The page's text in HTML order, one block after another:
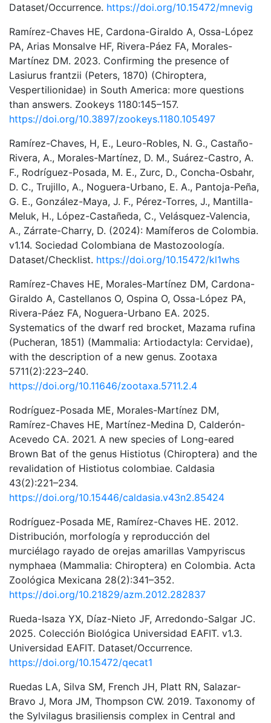
Dataset/Occurrence. https://doi.org/10.15472/mnevig
Ramírez-Chaves HE, Cardona-Giraldo A, Ossa-López
PA, Arias Monsalve HF, Rivera-Páez FA, Morales-
Martínez DM. 2023. Confirming the presence of
Lasiurus frantzii (Peters, 1870) (Chiroptera,
Vespertilionidae) in South America: more questions
than answers. Zookeys 1180:145–157.
https://doi.org/10.3897/zookeys.1180.105497
Ramírez-Chaves, H, E., Leuro-Robles, N. G., Castaño-
Rivera, A., Morales-Martínez, D. M., Suárez-Castro, A.
F., Rodríguez-Posada, M. E., Zurc, D., Concha-Osbahr,
D. C., Trujillo, A., Noguera-Urbano, E. A., Pantoja-Peña,
G. E., González-Maya, J. F., Pérez-Torres, J., Mantilla-
Meluk, H., López-Castañeda, C., Velásquez-Valencia,
A., Zárrate-Charry, D. (2024): Mamíferos de Colombia.
v1.14. Sociedad Colombiana de Mastozoología.
Dataset/Checklist. https://doi.org/10.15472/kl1whs
Ramírez-Chaves HE, Morales-Martínez DM, Cardona-
Giraldo A, Castellanos O, Ospina O, Ossa-López PA,
Rivera-Páez FA, Noguera-Urbano EA. 2025.
Systematics of the dwarf red brocket, Mazama rufina
(Pucheran, 1851) (Mammalia: Artiodactyla: Cervidae),
with the description of a new genus. Zootaxa
5711(2):223–240.
https://doi.org/10.11646/zootaxa.5711.2.4
Rodríguez-Posada ME, Morales-Martínez DM,
Ramírez-Chaves HE, Martínez-Medina D, Calderón-
Acevedo CA. 2021. A new species of Long-eared
Brown Bat of the genus Histiotus (Chiroptera) and the
revalidation of Histiotus colombiae. Caldasia
43(2):221–234.
https://doi.org/10.15446/caldasia.v43n2.85424
Rodríguez-Posada ME, Ramírez-Chaves HE. 2012.
Distribución, morfología y reproducción del
murciélago rayado de orejas amarillas Vampyriscus
nymphaea (Mammalia: Chiroptera) en Colombia. Acta
Zoológica Mexicana 28(2):341–352.
https://doi.org/10.21829/azm.2012.282837
Rueda-Isaza YX, Díaz-Nieto JF, Arredondo-Salgar JC.
2025. Colección Biológica Universidad EAFIT. v1.3.
Universidad EAFIT. Dataset/Occurrence.
https://doi.org/10.15472/qecat1
Ruedas LA, Silva SM, French JH, Platt RN, Salazar-
Bravo J, Mora JM, Thompson CW. 2019. Taxonomy of
the Sylvilagus brasiliensis complex in Central and